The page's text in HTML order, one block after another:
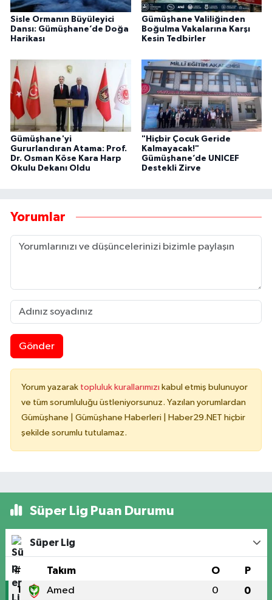
Sisle Ormanın Büyüleyici
Dansı: Gümüşhane’de Doğa
Harikası
Gümüşhane Valiliğinden
Boğulma Vakalarına Karşı
Kesin Tedbirler
Gümüşhane'yi
Gururlandıran Atama: Prof.
Dr. Osman Köse Kara Harp
Okulu Dekanı Oldu
"Hiçbir Çocuk Geride
Kalmayacak!"
Gümüşhane’de UNICEF
Destekli Zirve
Yorumlar
Gönder
Yorum yazarak topluluk kurallarımızı kabul etmiş bulunuyor
ve tüm sorumluluğu üstleniyorsunuz. Yazılan yorumlardan
Gümüşhane | Gümüşhane Haberleri | Haber29.NET hiçbir
şekilde sorumlu tutulamaz.
Süper Lig Puan Durumu
Süper Lig
# Takım O P
1 Amed 0 0